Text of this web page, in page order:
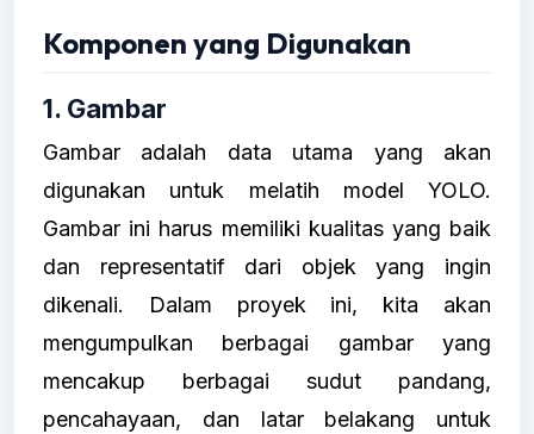
Komponen yang Digunakan
1. Gambar
Gambar adalah data utama yang akan
digunakan untuk melatih model YOLO.
Gambar ini harus memiliki kualitas yang baik
dan representatif dari objek yang ingin
dikenali. Dalam proyek ini, kita akan
mengumpulkan berbagai gambar yang
mencakup berbagai sudut pandang,
pencahayaan, dan latar belakang untuk